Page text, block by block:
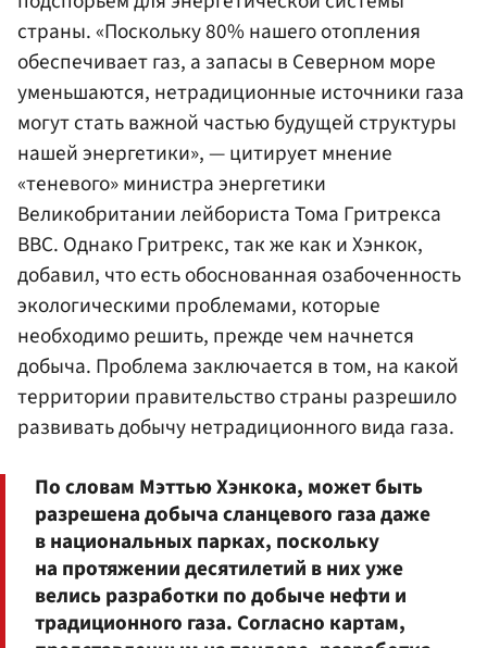
страны. «Поскольку 80% нашего отопления
обеспечивает газ, а запасы в Северном море
уменьшаются, нетрадиционные источники газа
могут стать важной частью будущей структуры
нашей энергетики», — цитирует мнение
«теневого» министра энергетики
Великобритании лейбориста Тома Гритрекса
BBC. Однако Гритрекс, так же как и Хэнкок,
добавил, что есть обоснованная озабоченность
экологическими проблемами, которые
необходимо решить, прежде чем начнется
добыча. Проблема заключается в том, на какой
территории правительство страны разрешило
развивать добычу нетрадиционного вида газа.
По словам Мэттью Хэнкока, может быть
разрешена добыча сланцевого газа даже
в национальных парках, поскольку
на протяжении десятилетий в них уже
велись разработки по добыче нефти и
традиционного газа. Согласно картам,